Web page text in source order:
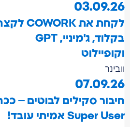
03.09.26
לקחת את COWORK לקצה
בקלוד, ג'מיניי, GPT
וקופיילוט
וובינר
07.09.26
חיבור סקילים לבוטים – ככה
Super User אמיתי עובד!